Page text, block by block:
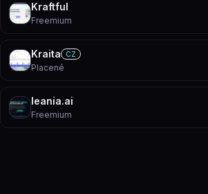
Kraftful
Freemium
Kraita CZ
Placené
leania.ai
Freemium